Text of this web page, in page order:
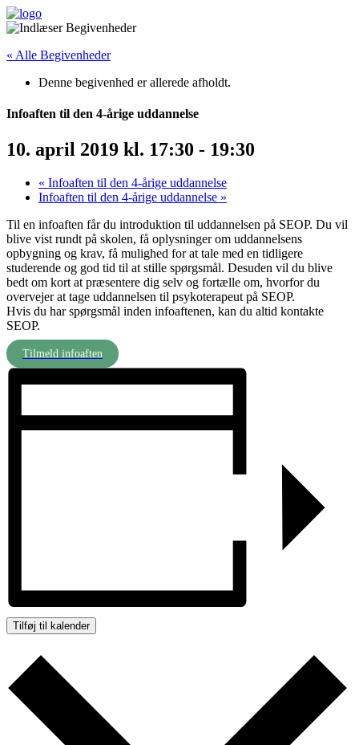
« Alle Begivenheder
Denne begivenhed er allerede afholdt.
Infoaften til den 4-årige uddannelse
10. april 2019 kl. 17:30 - 19:30
« Infoaften til den 4-årige uddannelse
Infoaften til den 4-årige uddannelse »
Til en infoaften får du introduktion til uddannelsen på SEOP. Du vil
blive vist rundt på skolen, få oplysninger om uddannelsens
opbygning og krav, få mulighed for at tale med en tidligere
studerende og god tid til at stille spørgsmål. Desuden vil du blive
bedt om kort at præsentere dig selv og fortælle om, hvorfor du
overvejer at tage uddannelsen til psykoterapeut på SEOP.
Hvis du har spørgsmål inden infoaftenen, kan du altid kontakte
SEOP.
Tilmeld infoaften
Tilføj til kalender